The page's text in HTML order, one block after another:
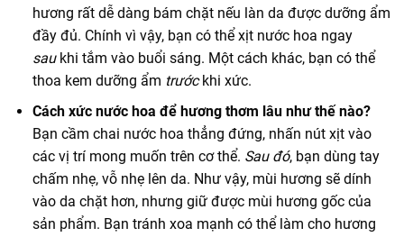
hương rất dễ dàng bám chặt nếu làn da được dưỡng ẩm
đầy đủ. Chính vì vậy, bạn có thể xịt nước hoa ngay
sau khi tắm vào buổi sáng. Một cách khác, bạn có thể
thoa kem dưỡng ẩm trướckhi xức.
Cách xức nước hoa để hương thơm lâu như thế nào?
Bạn cầm chai nước hoa thẳng đứng, nhấn nút xịt vào
các vị trí mong muốn trên cơ thể. Sau đó, bạn dùng tay
chấm nhẹ, vỗ nhẹ lên da. Như vậy, mùi hương sẽ dính
vào da chặt hơn, nhưng giữ được mùi hương gốc của
sản phẩm. Bạn tránh xoa mạnh có thể làm cho hương